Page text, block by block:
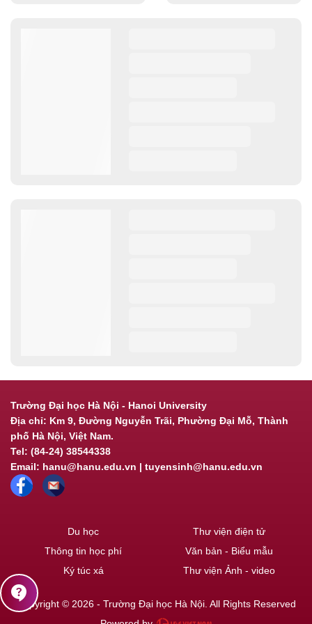
Trường Đại học Hà Nội - Hanoi University
Địa chỉ: Km 9, Đường Nguyễn Trãi, Phường Đại Mỗ, Thành
phố Hà Nội, Việt Nam.
Tel: (84-24) 38544338
Email: hanu@hanu.edu.vn | tuyensinh@hanu.edu.vn
Du học
Thông tin học phí
Ký túc xá
Thư viện điện tử
Văn bản - Biểu mẫu
Thư viện Ảnh - video
Copyright © 2026 - Trường Đại học Hà Nội. All Rights Reserved
contact_support